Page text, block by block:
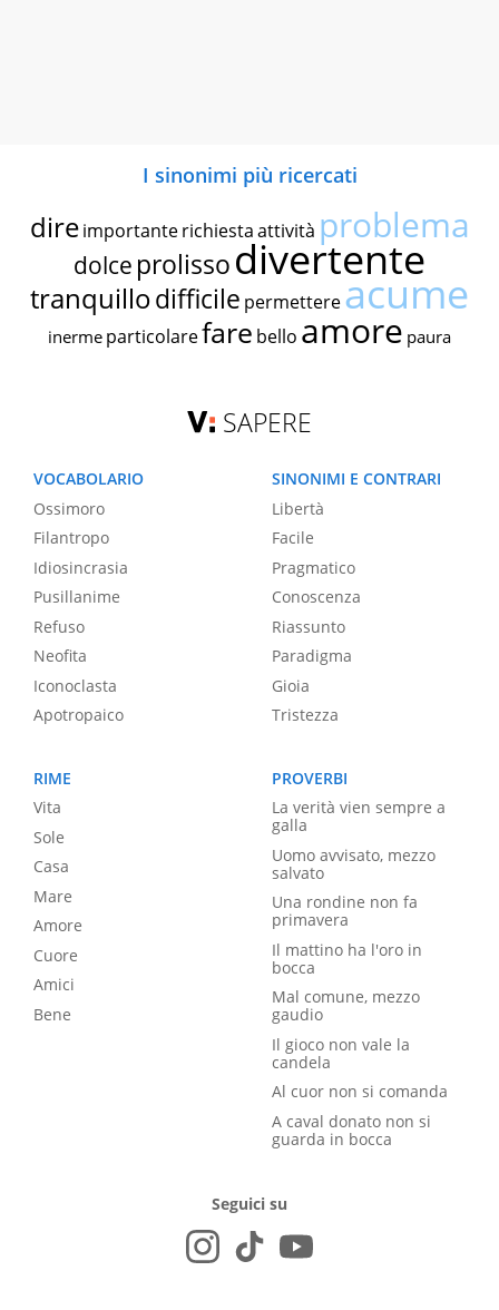
I sinonimi più ricercati
dire importante richiestaattività problema
dolce prolissodivertente
tranquillodifficile permettereacume
inerme particolarefare bello amore paura
SAPERE
VOCABOLARIO
Ossimoro
Filantropo
Idiosincrasia
Pusillanime
Refuso
Neofita
Iconoclasta
Apotropaico
SINONIMI E CONTRARI
Libertà
Facile
Pragmatico
Conoscenza
Riassunto
Paradigma
Gioia
Tristezza
RIME
Vita
Sole
Casa
Mare
Amore
Cuore
Amici
Bene
PROVERBI
La verità vien sempre a
galla
Uomo avvisato, mezzo
salvato
Una rondine non fa
primavera
Il mattino ha l'oro in
bocca
Mal comune, mezzo
gaudio
Il gioco non vale la
candela
Al cuor non si comanda
A caval donato non si
guarda in bocca
Seguici su